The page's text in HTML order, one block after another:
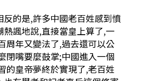
反的是,許多中國老百姓感到憤
諷地說,直接當皇上算了,一
周年又變法了,過去還可以公
閉嘴要麼鼓掌;中國進入一個
的皇帝夢終於實現了,老百姓